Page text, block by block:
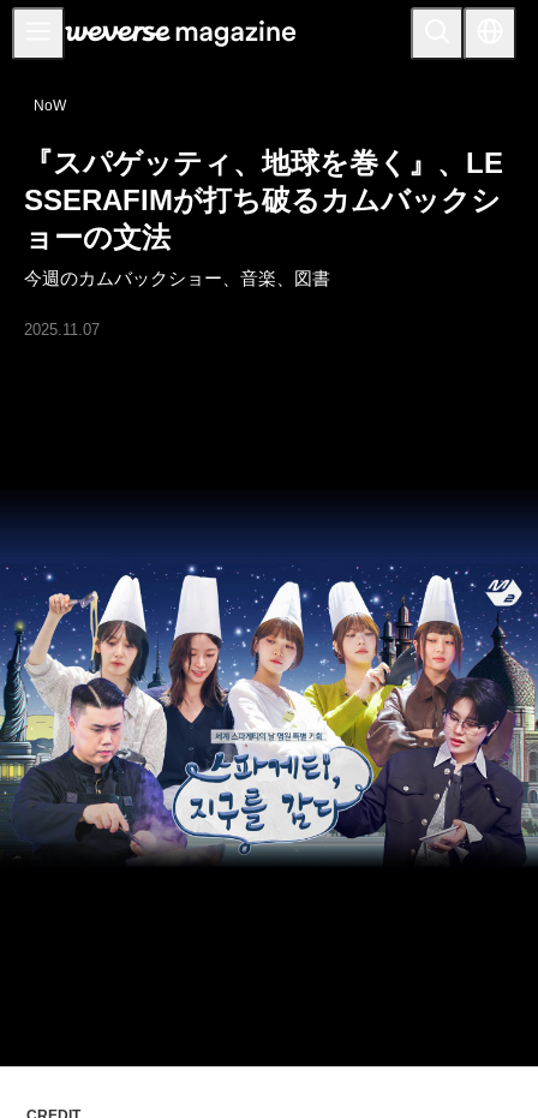
お知らせ
FEATURE
INTERVIEW
REVIEW
LOGIN
NoW
『スパゲッティ、地球を巻く』、LE
SSERAFIMが打ち破るカムバックシ
ョーの文法
今週のカムバックショー、音楽、図書
2025.11.07